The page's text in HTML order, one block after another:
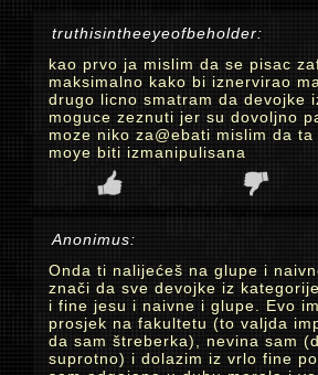
truthisintheeyeofbeholder:
kao prvo ja mislim da se pisac
maksimalno kako bi iznervirao
drugo licno smatram da devojke
moguce zeznuti jer su dovoljno
moze niko za@ebati mislim da
moye biti izmanipulisana
Anonimus:
Onda ti nalijećeš na glupe i
znači da sve devojke iz
i fine jesu i naivne i glupe. Evo
prosjek na fakultetu (to valjda
da sam štreberka), nevina sam
suprotno) i dolazim iz vrlo fine